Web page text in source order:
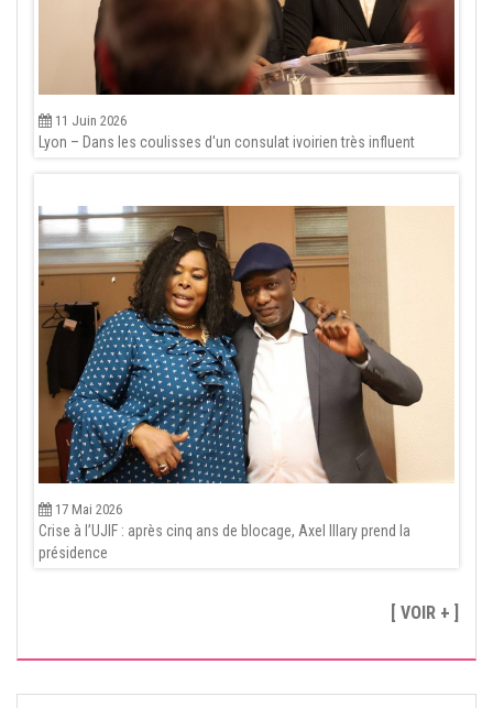
11 Juin 2026
Lyon – Dans les coulisses d'un consulat ivoirien très influent
17 Mai 2026
Crise à l’UJIF : après cinq ans de blocage, Axel Illary prend la
présidence
[ VOIR + ]